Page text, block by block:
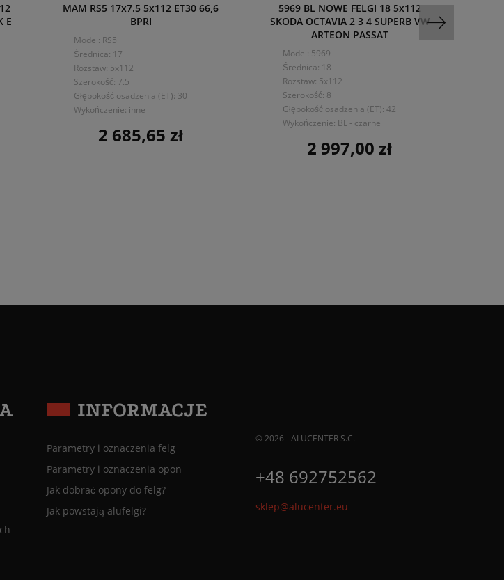
E
MAM RS5 17x7.5 5x112 ET30 66,6
BPRI
Model: RS5
Średnica: 17
Rozstaw: 5x112
Szerokość: 7.5
Głębokość osadzenia (ET): 30
Wykończenie: inne
Cena
2 685,65 zł
5969 BL NOWE FELGI 18 5x112
SKODA OCTAVIA 2 3 4 SUPERB VW
ARTEON PASSAT
Model: 5969
Średnica: 18
Rozstaw: 5x112
Szerokość: 8
Głębokość osadzenia (ET): 42
Wykończenie: BL - czarne
Cena
2 997,00 zł
INFORMACJE
Parametry i oznaczenia felg
Parametry i oznaczenia opon
Jak dobrać opony do felg?
Jak powstają alufelgi?
© 2026 - ALUCENTER S.C.
+48 692752562
sklep@alucenter.eu